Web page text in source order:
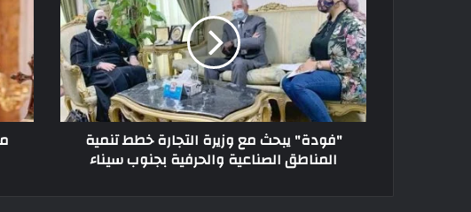
"فودة" يبحث مع وزيرة التجارة خطط تنمية
المناطق الصناعية والحرفية بجنوب سيناء